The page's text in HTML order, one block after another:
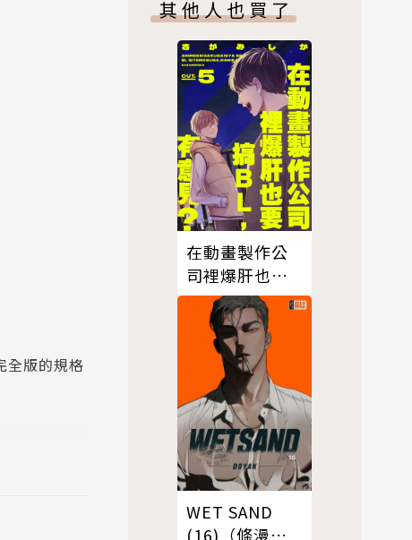
全版的規格
其他人也買了
在動畫製作公
司裡爆肝也要
搞ＢＬ，有意
見？05 (完)
WET SAND
(16)（條漫